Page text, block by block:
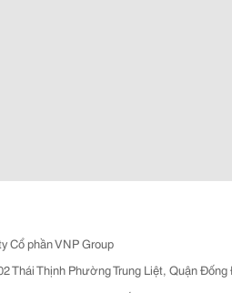
Cổ phần VNP Group
Thái Thịnh Phường Trung Liệt, Quận